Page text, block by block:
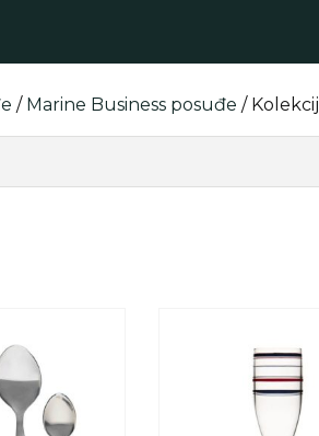
/ Marine Business posuđe /